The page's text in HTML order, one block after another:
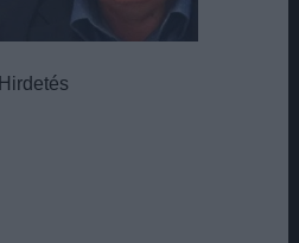
Hirdetés